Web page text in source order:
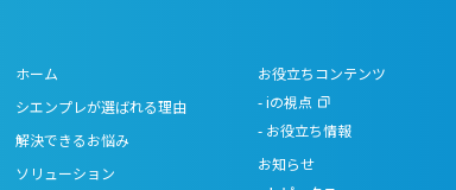
ホーム
シエンプレが選ばれる理由
解決できるお悩み
ソリューション
お役立ちコンテンツ
iの視点
お役立ち情報
お知らせ